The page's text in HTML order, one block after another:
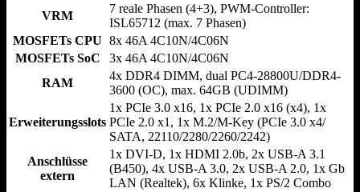
VRM
7 reale Phasen (4+3), PWM-Controller:
ISL65712 (max. 7 Phasen)
MOSFETs CPU 8x 46A 4C10N/​4C06N
MOSFETs SoC
3x 46A 4C10N/​4C06N
RAM
4x DDR4 DIMM, dual PC4-28800U/​DDR4-
3600 (OC), max. 64GB (UDIMM)
Erweiterungsslots
1x PCIe 3.0 x16, 1x PCIe 2.0 x16 (x4), 1x
PCIe 2.0 x1, 1x M.2/​M-Key (PCIe 3.0 x4/​
SATA, 22110/​2280/​2260/​2242)
Anschlüsse
extern
1x DVI-D, 1x HDMI 2.0b, 2x USB-A 3.1
(B450), 4x USB-A 3.0, 2x USB-A 2.0, 1x Gb
LAN (Realtek), 6x Klinke, 1x PS/​2 Combo